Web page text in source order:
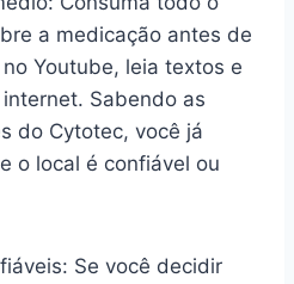
a medicação antes de
Youtube, leia textos e
Sabendo as
do Cytotec, você já
o local é confiável ou
Se você decidir